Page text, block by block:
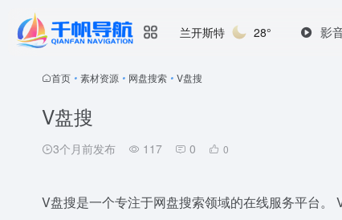
兰开斯特 28° 影
首页 • 素材资源 • 网盘搜索 • V盘搜
V盘搜
3个月前发布 117 0 0
V盘搜是一个专注于网盘搜索领域的在线服务平台